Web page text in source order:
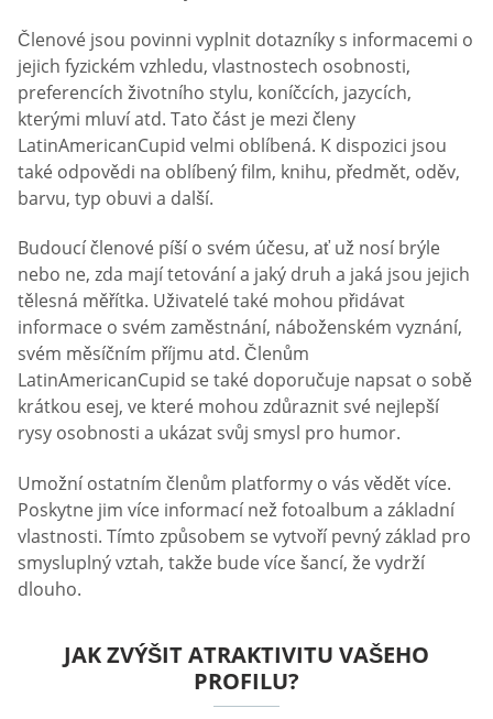
Členové jsou povinni vyplnit dotazníky s informacemi o
jejich fyzickém vzhledu, vlastnostech osobnosti,
preferencích životního stylu, koníčcích, jazycích,
kterými mluví atd. Tato část je mezi členy
LatinAmericanCupid velmi oblíbená. K dispozici jsou
také odpovědi na oblíbený film, knihu, předmět, oděv,
barvu, typ obuvi a další.
Budoucí členové píší o svém účesu, ať už nosí brýle
nebo ne, zda mají tetování a jaký druh a jaká jsou jejich
tělesná měřítka. Uživatelé také mohou přidávat
informace o svém zaměstnání, náboženském vyznání,
svém měsíčním příjmu atd. Členům
LatinAmericanCupid se také doporučuje napsat o sobě
krátkou esej, ve které mohou zdůraznit své nejlepší
rysy osobnosti a ukázat svůj smysl pro humor.
Umožní ostatním členům platformy o vás vědět více.
Poskytne jim více informací než fotoalbum a základní
vlastnosti. Tímto způsobem se vytvoří pevný základ pro
smysluplný vztah, takže bude více šancí, že vydrží
dlouho.
JAK ZVÝŠIT ATRAKTIVITU VAŠEHO
PROFILU?